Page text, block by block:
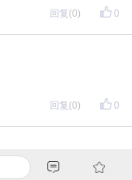
0
回复 (0)
0
回复 (0)